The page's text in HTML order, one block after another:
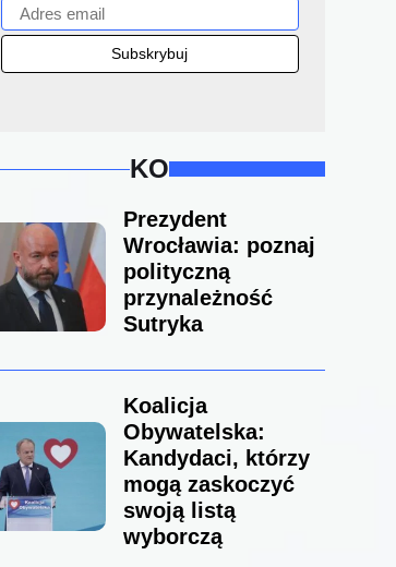
KO
Prezydent
Wrocławia: poznaj
polityczną
przynależność
Sutryka
Koalicja
Obywatelska:
Kandydaci, którzy
mogą zaskoczyć
swoją listą
wyborczą